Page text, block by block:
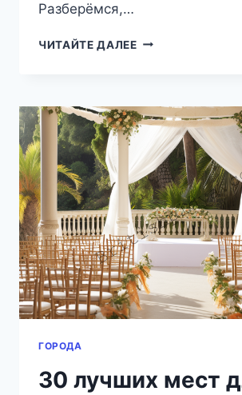
Разберёмся,…
ЧИТАЙТЕ ДАЛЕЕМЕНЮ
АНГЛИИ:
ЧТО
САМОМ
ДЕЛЕ
ИЗМЕНИЛОСЬ
К
2026
ГОДУ
ГОРОДА
30 лучших мест